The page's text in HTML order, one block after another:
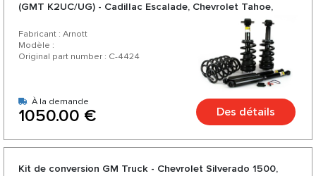
(GMT K2UC/UG) - Cadillac Escalade, Chevrolet Tahoe,
Fabricant : Arnott
Modèle :
Original part number : C-4424
À la demande
1050.00 € Des détails
Kit de conversion GM Truck - Chevrolet Silverado 1500,